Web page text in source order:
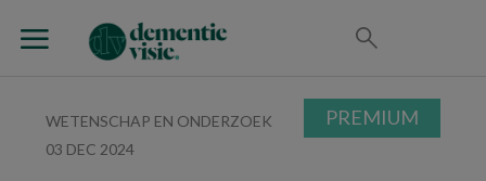
WETENSCHAP EN ONDERZOEK
03 DEC 2024
PREMIUM